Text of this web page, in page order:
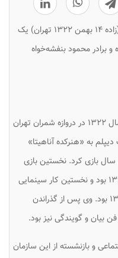
رضا بنفشه‌خواه (زاده ۱۴ بهمن ۱۳۲۲ تهران) یک
و برادر محمود بنفشه‌خواه
در چهاردهم بهمن ماه سال ۱۳۲۲ در دروازه شمران تهران
پس از دریافت دیپلم به «هنرکده آناهیتا»
بازی کرد. نخستین بازی
تلویزیونی وی در فیلم مخمصه در سال ۱۳۶۲ بود و نخستین کار سینمایی
وی بازی در فیلم شب مکافات در سال ۱۳۶۳ بود. وی پس از گذراندن
بیان و گویندگی نیز بود.
و بازنشسته از این سازمان